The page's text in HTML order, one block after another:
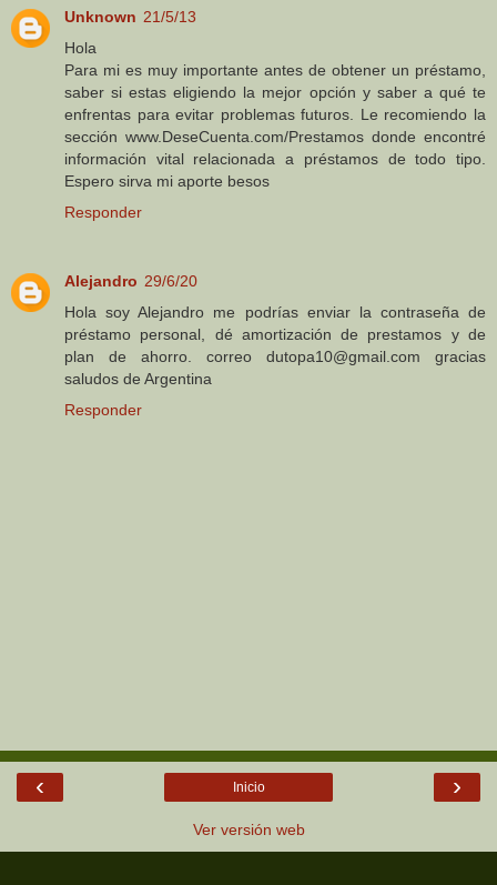
Unknown 21/5/13
Hola
Para mi es muy importante antes de obtener un préstamo,
saber si estas eligiendo la mejor opción y saber a qué te
enfrentas para evitar problemas futuros. Le recomiendo la
sección www.DeseCuenta.com/Prestamos donde encontré
información vital relacionada a préstamos de todo tipo.
Espero sirva mi aporte besos
Responder
Alejandro 29/6/20
Hola soy Alejandro me podrías enviar la contraseña de
préstamo personal, dé amortización de prestamos y de
plan de ahorro. correo dutopa10@gmail.com gracias
saludos de Argentina
Responder
‹ ›
Inicio
Ver versión web